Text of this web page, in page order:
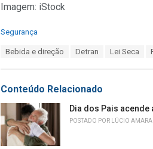
Imagem: iStock
C
o
r
i
e
s
:
Segurança
:
Bebida e direção Detran Lei Seca
Conteúdo Relacionado
Dia dos Pais
POSTADO POR LÚCIO